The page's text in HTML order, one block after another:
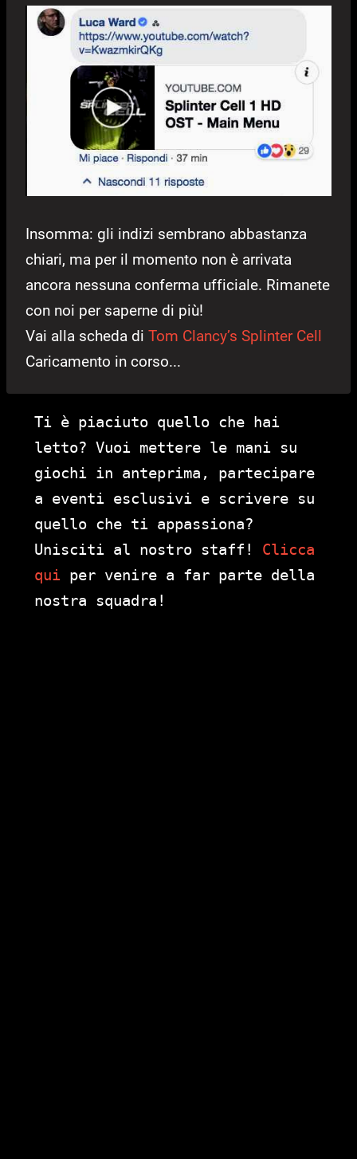
Insomma: gli indizi sembrano abbastanza
chiari, ma per il momento non è arrivata
ancora nessuna conferma ufficiale. Rimanete
con noi per saperne di più!
Vai alla scheda di Tom Clancy’s Splinter Cell
Caricamento in corso...
Ti è piaciuto quello che hai
letto? Vuoi mettere le mani su
giochi in anteprima, partecipare
a eventi esclusivi e scrivere su
quello che ti appassiona?
Unisciti al nostro staff! Clicca
qui per venire a far parte della
nostra squadra!